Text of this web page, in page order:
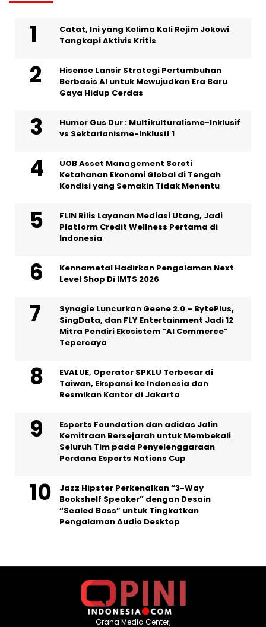
Catat, Ini yang Kelima Kali Rejim Jokowi
Tangkapi Aktivis Kritis
Hisense Lansir Strategi Pertumbuhan
Berbasis AI untuk Mewujudkan Era Baru
Gaya Hidup Cerdas
Humor Gus Dur : Multikulturalisme-Inklusif
vs Sektarianisme-Inklusif 1
UOB Asset Management Soroti
Ketahanan Ekonomi Global di Tengah
Kondisi yang Semakin Tidak Menentu
FLIN Rilis Layanan Mediasi Utang, Jadi
Platform Credit Wellness Pertama di
Indonesia
Kennametal Hadirkan Pengalaman Next
Level Shop Di IMTS 2026
Synagie Luncurkan Geene 2.0 – BytePlus,
SingData, dan FLY Entertainment Jadi 12
Mitra Pendiri Ekosistem “AI Commerce”
Tepercaya
EVALUE, Operator SPKLU Terbesar di
Taiwan, Ekspansi ke Indonesia dan
Resmikan Kantor di Jakarta
Esports Foundation dan adidas Jalin
Kemitraan Bersejarah untuk Membekali
Seluruh Tim pada Penyelenggaraan
Perdana Esports Nations Cup
Jazz Hipster Perkenalkan “3-Way
Bookshelf Speaker” dengan Desain
“Sealed Bass” untuk Tingkatkan
Pengalaman Audio Desktop
Graha Media Center,